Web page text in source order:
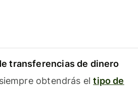
transferencias de dinero
obtendrás eltipo de